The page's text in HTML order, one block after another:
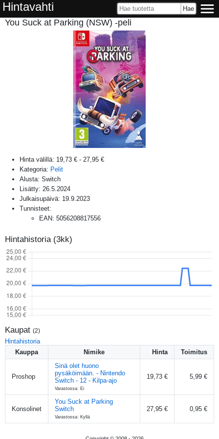
Hintavahti
You Suck at Parking (NSW) -peli
Hinta välillä: 19,73 € - 27,95 €
Kategoria: Pelit
Alusta: Switch
Lisätty: 26.5.2024
Julkaisupäivä: 19.9.2023
Tunnisteet:
EAN: 5056208817556
Hintahistoria (3kk)
Kaupat (2)
Hintahistoria
Kauppa
Nimike Hinta Toimitus
Proshop
Sinä olet huono
pysäköimään. - Nintendo
Switch - 12 - Kilpa-ajo
Varastossa: Ei
19,73 € 5,99 €
Konsolinet
You Suck at Parking
Switch
Varastossa: Kyllä
27,95 € 0,95 €